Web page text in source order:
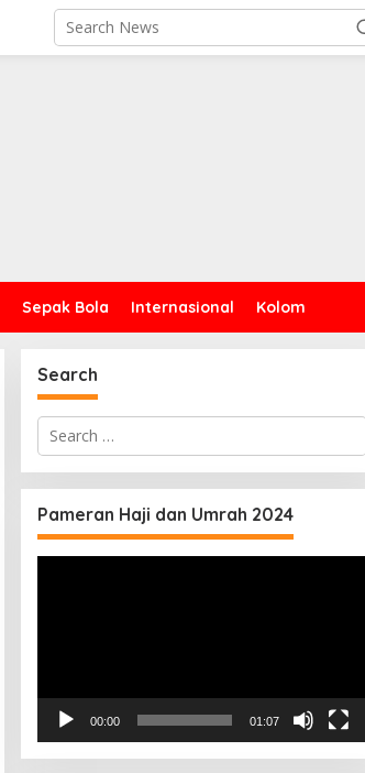
Sepak Bola Internasional Kolom
Search
Search
for:
Pameran Haji dan Umrah 2024
00:00 01:07